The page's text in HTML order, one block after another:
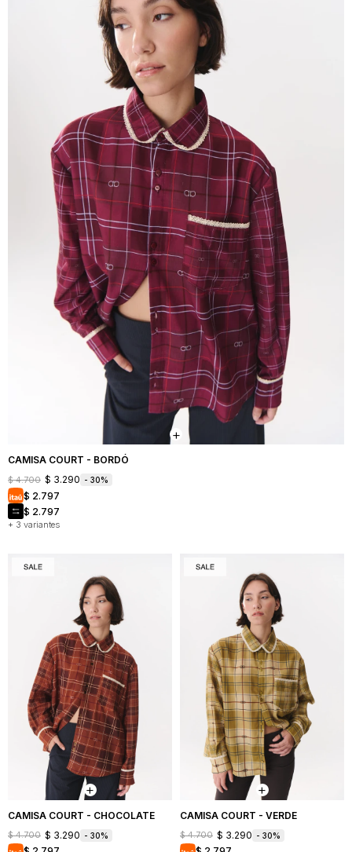
CAMISA COURT - BORDÓ
+ 3 variantes
$ 4.700 $ 3.290 30
$ 2.797
$ 2.797
CAMISA COURT - CHOCOLATE
$ 4.700 $ 3.290 30
CAMISA COURT - VERDE
$ 4.700 $ 3.290 30